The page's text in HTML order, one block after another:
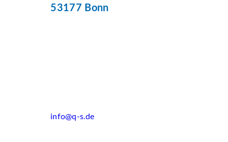
53177 Bonn
info@q-s.de